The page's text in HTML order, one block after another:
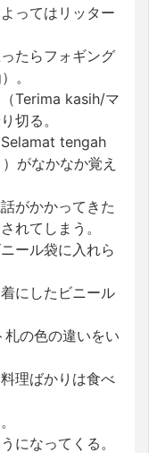
ってはリッター
たらフォギング
。
Terima kasih/マ
切る。
tengah
がなかなか覚え
がかかってきた
れてしまう。
ール袋に入れら
にしたビニール
の色の違いをい
理ばかりは食べ
になってくる。